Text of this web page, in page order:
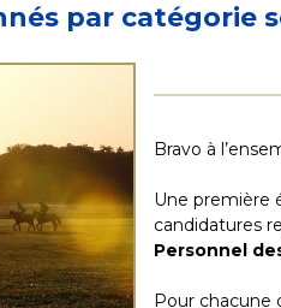
par catégorie
Bravo à
Une première
candidatures
Personnel
Pour chacune